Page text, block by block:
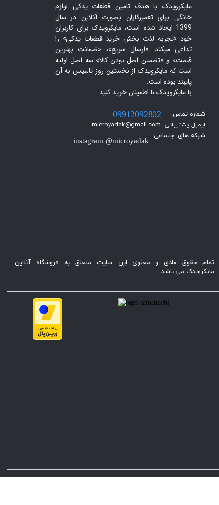
مایکرویدک با هدف تامین قطعات یدکی لوازم
خانگی برای تعمیرکاران بصورت آنلاین در سال
1399 ایجاد شده است، مایکرویدک برای کاربران
خود «تجربه لذت بخش خرید قطعات یدکی» را
تداعی میکند. «ارسال سریع»، «ضمانت بهترین
قیمت» و «تضمین اصل بودن کالا» سه اصل اولیه
است که مایکرویدک از نخستین روز تاسیس به آن
پایبند بوده است.
با مایکرویدک با اطمینان خرید کنید.​​​​​​​
شماره تماس:
ایمیل پشتیبانی: microyadak@gmail.com
شبکه های اجتماعی:
instagram @microyadak
09912092802
تمام حقوق مادی و معنوی این سایت متعلق به فروشگاه آنلاین
مایکرویدک می باشد.